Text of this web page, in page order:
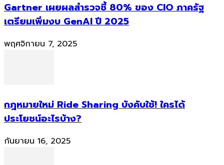
Gartner เผยผลสำรวจชี้ 80% ของ CIO ภาครัฐ
เตรียมเพิ่มงบ GenAI ปี 2025
พฤศจิกายน 7, 2025
กฎหมายใหม่ Ride Sharing บังคับใช้! ใครได้
ประโยชน์อะไรบ้าง?
กันยายน 16, 2025